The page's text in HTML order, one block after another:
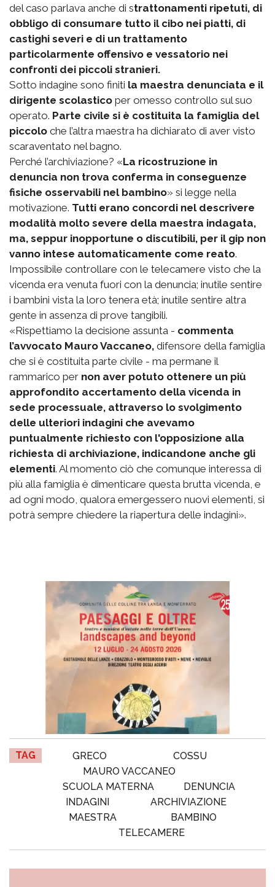
del caso parlava anche di strattonamenti ripetuti, di
obbligo di consumare tutto il cibo nei piatti, di
castighi severi e di un trattamento
particolarmente offensivo e vessatorio nei
confronti dei piccoli stranieri.
Sotto indagine sono finiti la maestra denunciata e il
dirigente scolastico per omesso controllo sul suo
operato. Parte civile si è costituita la famiglia del
piccolo che l’altra maestra ha dichiarato di aver visto
scaraventato nel bagno.
Perché l’archiviazione? «La ricostruzione in
denuncia non trova conferma in conseguenze
fisiche osservabili nel bambino» si legge nella
motivazione. Tutti erano concordi nel descrivere
modalità molto severe della maestra indagata,
ma, seppur inopportune o discutibili, per il gip non
vanno intese automaticamente come reato.
Impossibile controllare con le telecamere visto che la
vicenda era venuta fuori con la denuncia; inutile sentire
i bambini vista la loro tenera età; inutile sentire altra
gente in assenza di prove tangibili.
«Rispettiamo la decisione assunta - commenta
l’avvocato Mauro Vaccaneo, difensore della famiglia
che si è costituita parte civile - ma permane il
rammarico per non aver potuto ottenere un più
approfondito accertamento della vicenda in
sede processuale, attraverso lo svolgimento
delle ulteriori indagini che avevamo
puntualmente richiesto con l'opposizione alla
richiesta di archiviazione, indicandone anche gli
elementi. Al momento ciò che comunque interessa di
più alla famiglia è dimenticare questa brutta vicenda, e
ad ogni modo, qualora emergessero nuovi elementi, si
potrà sempre chiedere la riapertura delle indagini».
TAG GRECO
COSSU
MAURO VACCANEO
SCUOLA MATERNA
DENUNCIA
INDAGINI
ARCHIVIAZIONE
MAESTRA
BAMBINO
TELECAMERE